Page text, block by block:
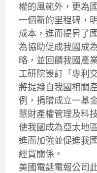
權的風範外，更為
一個新的里程碑，
成本，進而提昇了
為協助促成我國成
略，並回饋我國產
工研院簽訂「專利
將提撥自我國相關
例，捐贈成立一基
慧財產權管理及科
使我國成為亞太地
進而加強並促進我
經貿關係。
美國電話電報公司